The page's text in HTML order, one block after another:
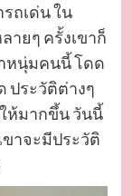
ถเด่น ใน
ายๆ ครั้งเขาก็
หนุ่มคนนี้ โดด
ประวัติต่างๆ
ห้มากขึ้น วันนี้
าจะมีประวัติ